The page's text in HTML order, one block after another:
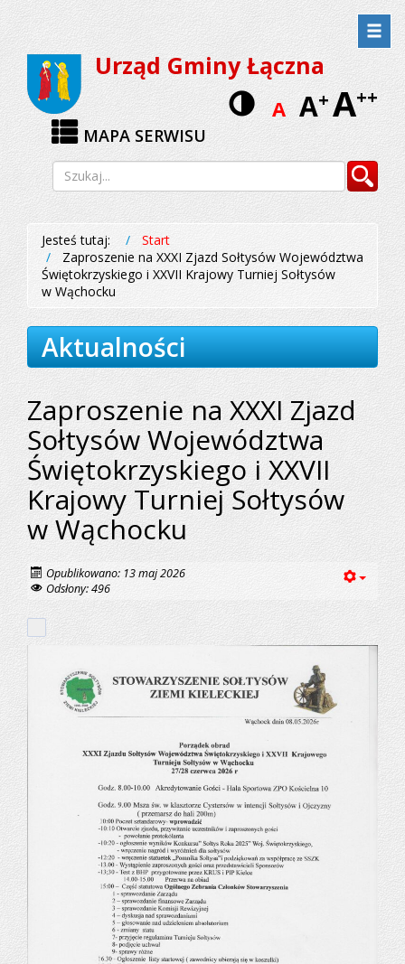
Przejdź
do
menu
Przejdź
do
treści
Urząd Gminy Łączna
A A+A++
Wersja
MAPA SERWISU
Wyszukiwarka Szukaj
Jesteś tutaj:
Start
Zaproszenie na XXXI Zjazd Sołtysów Województwa
Świętokrzyskiego i XXVII Krajowy Turniej Sołtysów
w Wąchocku
Aktualności
Zaproszenie na XXXI Zjazd
Sołtysów Województwa
Świętokrzyskiego i XXVII
Krajowy Turniej Sołtysów
w Wąchocku
Opublikowano: 13 maj 2026
Odsłony: 496